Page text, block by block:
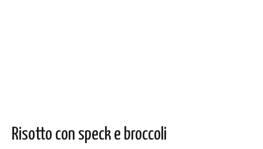
Risotto con speck e broccoli